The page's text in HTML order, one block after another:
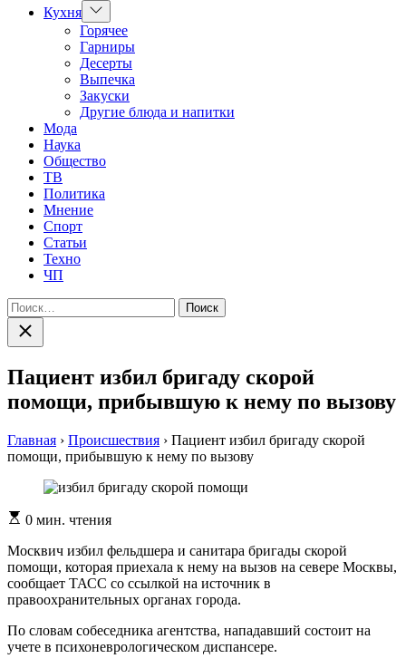
Кухня Показать
подменю
Горячее
Гарниры
Десерты
Выпечка
Закуски
Другие блюда и напитки
Мода
Наука
Общество
ТВ
Политика
Мнение
Спорт
Статьи
Техно
ЧП
Найти:
Закрыть
поиск
Пациент избил бригаду скорой
помощи, прибывшую к нему по вызову
Главная › Происшествия › Пациент избил бригаду скорой
помощи, прибывшую к нему по вызову
Расчетное
чтения
0 мин. чтения
Москвич избил фельдшера и санитара бригады скорой
помощи, которая приехала к нему на вызов на севере Москвы,
сообщает ТАСС со ссылкой на источник в
правоохранительных органах города.
По словам собеседника агентства, нападавший состоит на
учете в психоневрологическом диспансере.